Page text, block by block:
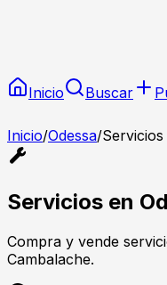
Inicio Buscar
Inicio/Odessa/Servicios
Servicios en
Compra y vende
Cambalache.